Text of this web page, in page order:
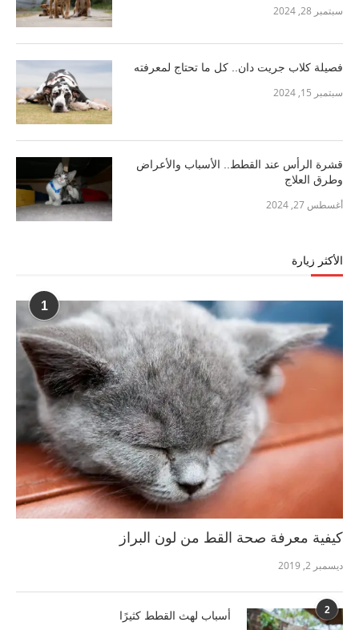
سبتمبر 28, 2024
فصيلة كلاب جريت دان.. كل ما تحتاج لمعرفته
سبتمبر 15, 2024
قشرة الرأس عند القطط.. الأسباب والأعراض
وطرق العلاج
أغسطس 27, 2024
الأكثر زيارة
1
كيفية معرفة صحة القط من لون البراز
ديسمبر 2, 2019
2 أسباب لهث القطط كثيرًا